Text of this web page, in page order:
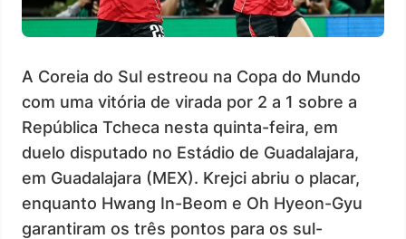
A Coreia do Sul estreou na Copa do Mundo
com uma vitória de virada por 2 a 1 sobre a
República Tcheca nesta quinta-feira, em
duelo disputado no Estádio de Guadalajara,
em Guadalajara (MEX). Krejci abriu o placar,
enquanto Hwang In-Beom e Oh Hyeon-Gyu
garantiram os três pontos para os sul-